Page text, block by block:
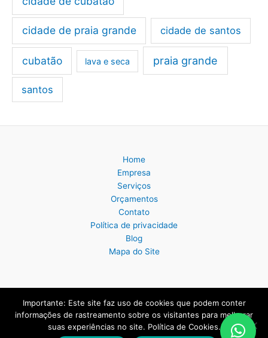
cidade de praia grande cidade de santos
cubatão lava e seca praia grande
santos
Home
Empresa
Serviços
Orçamentos
Contato
Política de privacidade
Blog
Mapa do Site
Copyright © 2026 Nildo Manutenção Eletrodomésticos | Criado por:
MK Produtos Digitais.
Importante: Este site faz uso de cookies que podem conter
informações de rastreamento sobre os visitantes para melhorar
suas experiências no site. Política de Cookies.